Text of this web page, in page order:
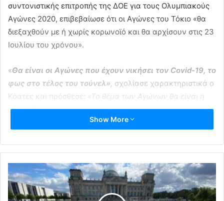
συντονιστικής επιτροπής της ΔΟΕ για τους Ολυμπιακούς
Αγώνες 2020, επιβεβαίωσε ότι οι Αγώνες του Τόκιο «θα
διεξαχθούν με ή χωρίς κορωνοϊό και θα αρχίσουν στις 23
Ιουλίου του χρόνου».
«Θα είναι οι Αγώνες που έχουν νικήσει τον Covid-19, το
φως στο τέλος του τούνελ», σχολίασε χαρακτηριστικά ο
Κόατες και πρόσθεσε: «Το θέμα των Αγώνων θα είναι η
ανοικοδόμηση μετά την καταστροφή που προκλήθηκε
από το τσουνάμι, αναφερόμενος στον σεισμό και το
το 2011. Οι Ολυμπιακοί Αγώνες του Τόκιο, που
αναβλήθηκαν για το 2021, θα διεξαχθούν τον επόμενο
χρόνο, ανεξάρτητα από την πανδημία», ανακοίνωσε ο
αντιπρόεδρος της Διεθνούς Ολυμπιακής Επιτροπής (ΔΟΕ),
Show More